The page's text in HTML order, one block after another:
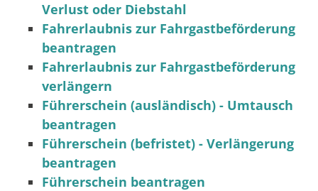
Verlust oder Diebstahl
Fahrerlaubnis zur Fahrgastbeförderung
beantragen
Fahrerlaubnis zur Fahrgastbeförderung
verlängern
Führerschein (ausländisch) - Umtausch
beantragen
Führerschein (befristet) - Verlängerung
beantragen
Führerschein beantragen